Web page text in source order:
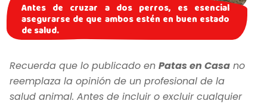
Antes de cruzar a dos perros, es esencial
asegurarse de que ambos estén en buen estado
de salud.
Recuerda que lo publicado en Patas en Casa no
reemplaza la opinión de un profesional de la
salud animal. Antes de incluir o excluir cualquier